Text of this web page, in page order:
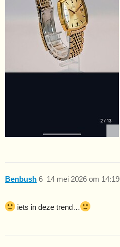
Benbush 14 mei 2026 om 14:19
6
iets in deze trend…